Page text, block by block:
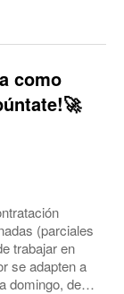
como
(parciales
trabajar en
se adapten a
domingo, de